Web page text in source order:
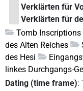
Verklärten für
Verklärten für
Tomb
des Alten Reiches
des Hesi
linkes Durchgangs-
Dating (time frame):